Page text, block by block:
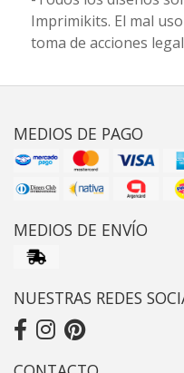
Imprimikits. El mal
toma de acciones
MEDIOS DE PAGO
MEDIOS DE ENVÍO
NUESTRAS REDES